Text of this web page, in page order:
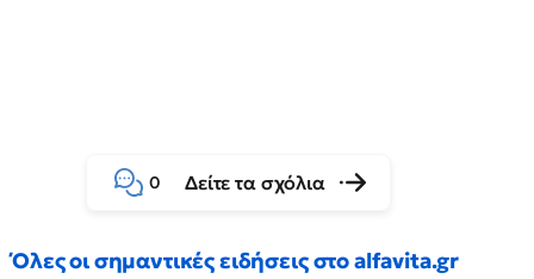
0 Δείτε τα σχόλια
Όλες οι σημαντικές ειδήσεις στο alfavita.gr